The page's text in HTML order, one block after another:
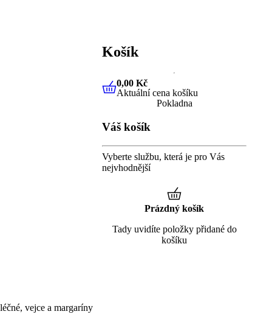
vejce a margaríny
Košík
0,00 KčAktuální cena košíku
0,00 Kč
Aktuální cena košíku
Pokladna
Váš košík
Vyberte službu, která je pro Vás
nejvhodnější
Prázdný košík
Tady uvidíte položky přidané do
košíku